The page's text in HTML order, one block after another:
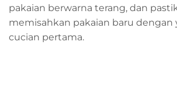
pakaian berwarna terang, dan
memisahkan pakaian baru dengan
cucian pertama.